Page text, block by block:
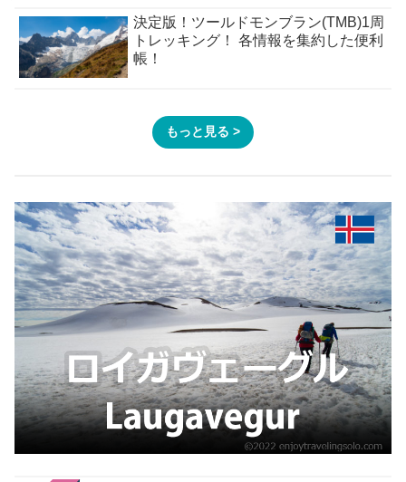
決定版！ツールドモンブラン(TMB)1周
トレッキング！ 各情報を集約した便利
帳！
もっと見る >